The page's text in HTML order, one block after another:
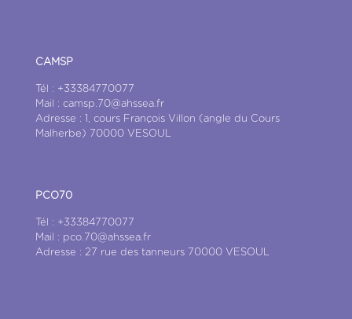
CAMSP
Tél : +33384770077
Mail : camsp.70@ahssea.fr
Adresse : 1, cours François Villon (angle du Cours
Malherbe) 70000 VESOUL
PCO70
Tél : +33384770077
Mail : pco.70@ahssea.fr
Adresse : 27 rue des tanneurs 70000 VESOUL